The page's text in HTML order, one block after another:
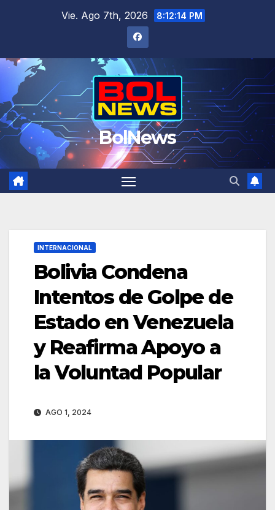
Vie. Ago 7th, 2026 8:12:14 PM
BolNews
INTERNACIONAL
Bolivia Condena
Intentos de Golpe de
Estado en Venezuela
y Reafirma Apoyo a
la Voluntad Popular
AGO 1, 2024